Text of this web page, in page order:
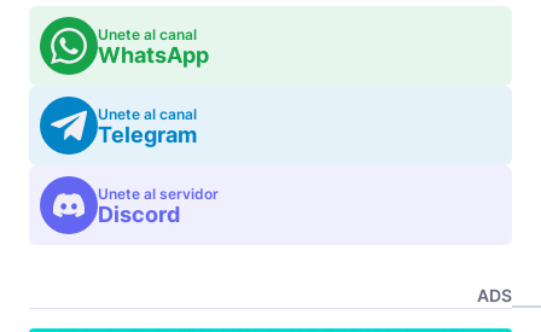
Unete al canal
WhatsApp
Unete al canal
Telegram
Unete al servidor
Discord
ADS